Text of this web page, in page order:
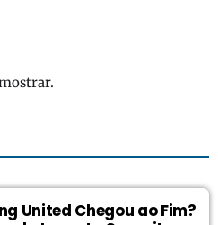
United Chegou ao Fim?